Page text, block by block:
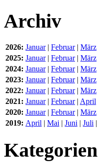
Archiv
2026: Januar| Februar| März
2025: Januar| Februar| März
2024: Januar| Februar| März
2023: Januar| Februar| März
2022: Januar| Februar| März
2021: Januar| Februar| April
2020: Januar| Februar| März
2019: April | Mai | Juni | Juli |
Kategorien